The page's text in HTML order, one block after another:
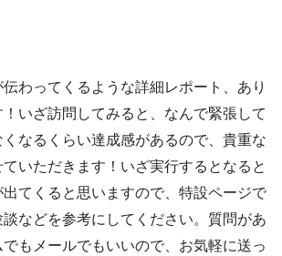
わってくるような詳細レポート、あり
いざ訪問してみると、なんで緊張して
なるくらい達成感があるので、貴重な
いただきます！いざ実行するとなると
てくると思いますので、特設ページで
などを参考にしてください。質問があ
もメールでもいいので、お気軽に送っ